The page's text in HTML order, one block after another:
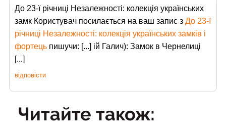
До 23-ї річниці Незалежності: колекція українських
замк Користувач посилається на ваш запис з До 23-ї
річниці Незалежності: колекція українських замків і
фортець пишучи: [...] ій Галич): Замок в Чернелиці
[...]
відповісти
Читайте також: